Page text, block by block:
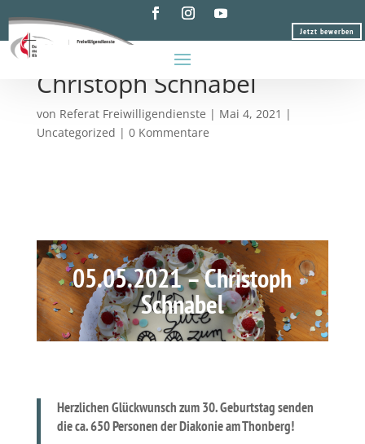
Jubiläumsbeitrag
Christoph Schnabel
von Referat Freiwilligendienste | Mai 4, 2021 |
Uncategorized | 0 Kommentare
Jetzt bewerben
05.05.2021 – Christoph
Schnabel
Herzlichen Glückwunsch zum 30. Geburtstag senden
die ca. 650 Personen der Diakonie am Thonberg!